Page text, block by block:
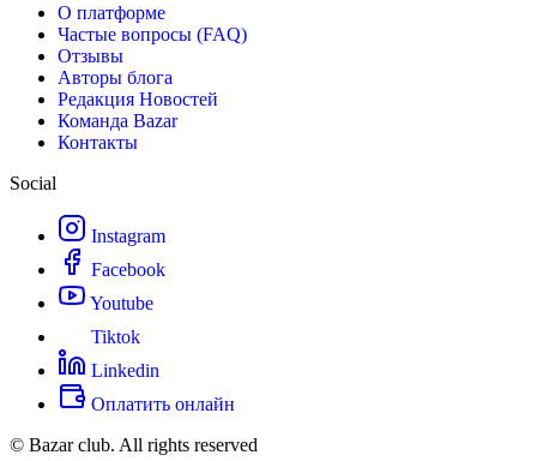
О платформе
Частые вопросы (FAQ)
Отзывы
Авторы блога
Редакция Новостей
Команда Bazar
Контакты
Social
Instagram
Facebook
Youtube
Tiktok
Linkedin
Оплатить онлайн
© Bazar club. All rights reserved